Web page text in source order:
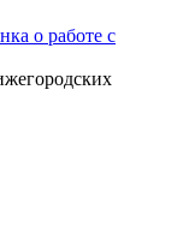
о работе с